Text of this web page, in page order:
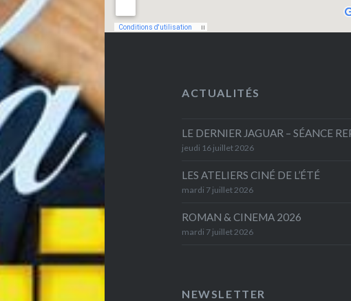
ACTUALITÉS
LE DERNIER JAGUAR – SÉANCE
jeudi 16 juillet 2026
LES ATELIERS CINÉ DE L’ÉTÉ
mardi 7 juillet 2026
ROMAN & CINEMA 2026
mardi 7 juillet 2026
NEWSLETTER